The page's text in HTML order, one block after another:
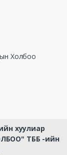
Холбоо
хуулиар
ТББ -ийн